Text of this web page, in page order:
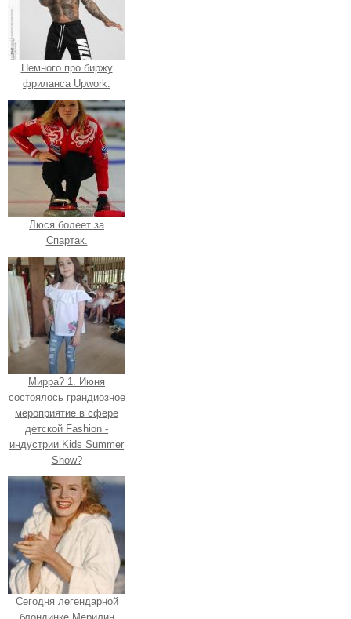
Немного про биржу
фриланса Upwork.
Люся болеет за
Спартак.
Мирра? 1. Июня
состоялось грандиозное
мероприятие в сфере
детской Fashion -
индустрии Kids Summer
Show?
Сегодня легендарной
блондинке Мерилин